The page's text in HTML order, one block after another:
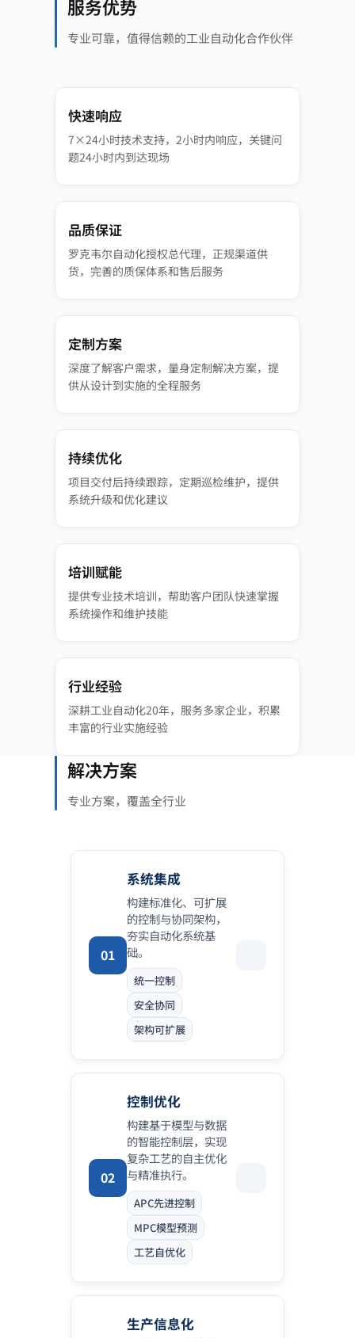
服务优势
专业可靠，值得信赖的工业自动化合作伙伴
快速响应
7×24小时技术支持，2小时内响应，关键问
题24小时内到达现场
品质保证
罗克韦尔自动化授权总代理，正规渠道供
货，完善的质保体系和售后服务
定制方案
深度了解客户需求，量身定制解决方案，提
供从设计到实施的全程服务
持续优化
项目交付后持续跟踪，定期巡检维护，提供
系统升级和优化建议
培训赋能
提供专业技术培训，帮助客户团队快速掌握
系统操作和维护技能
行业经验
深耕工业自动化20年，服务多家企业，积累
丰富的行业实施经验
解决方案
专业方案，覆盖全行业
01
系统集成
构建标准化、可扩展
的控制与协同架构，
夯实自动化系统基
础。
统一控制
安全协同
架构可扩展
02
控制优化
构建基于模型与数据
的智能控制层，实现
复杂工艺的自主优化
与精准执行。
APC先进控制
MPC模型预测
工艺自优化
生产信息化